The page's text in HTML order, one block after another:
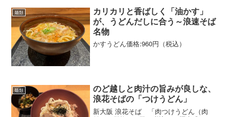
麺類
カリカリと香ばしく「油かす」
が、うどんだしに合う～浪速そば
名物
かすうどん価格:960円（税込）
麺類
のど越しと肉汁の旨みが良しな、
浪花そばの「つけうどん」
新大阪 浪花そば 「肉つけうどん（肉